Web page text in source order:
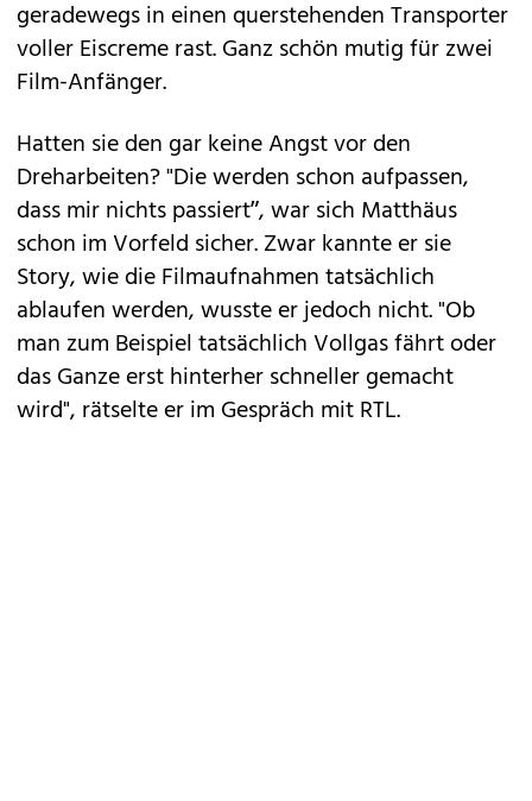
geradewegs in einen querstehenden Transporter
voller Eiscreme rast. Ganz schön mutig für zwei
Film-Anfänger.
Hatten sie den gar keine Angst vor den
Dreharbeiten? "Die werden schon aufpassen,
dass mir nichts passiert”, war sich Matthäus
schon im Vorfeld sicher. Zwar kannte er sie
Story, wie die Filmaufnahmen tatsächlich
ablaufen werden, wusste er jedoch nicht. "Ob
man zum Beispiel tatsächlich Vollgas fährt oder
das Ganze erst hinterher schneller gemacht
wird", rätselte er im Gespräch mit RTL.